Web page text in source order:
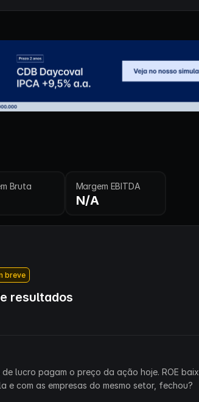
Bruta Margem EBITDA
N/A
breve
resultados
lucro pagam o preço da ação hoje. ROE
com as empresas do mesmo setor, fechou?